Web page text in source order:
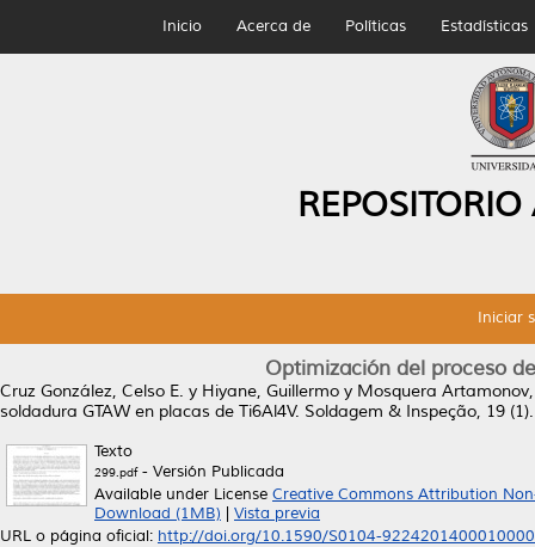
Inicio Acerca de Políticas Estadísticas
Iniciar
Optimización del proceso
Cruz González, Celso E. y Hiyane, Guillermo y Mosquera
soldadura GTAW en placas de Ti6Al4V. Soldagem & Inspeção, 19
Texto
299.pdf- Versión Publicada
Available under License Creative Commons Attribution
Download (1MB)
Vista previa
URL o página oficial: http://doi.org/10.1590/S0104-